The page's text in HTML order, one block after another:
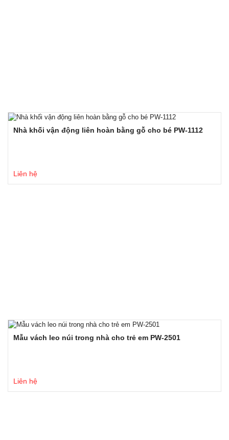
Nhà khối vận động liên hoàn bằng gỗ cho bé PW-1112
Liên hệ
Mẫu vách leo núi trong nhà cho trẻ em PW-2501
Liên hệ